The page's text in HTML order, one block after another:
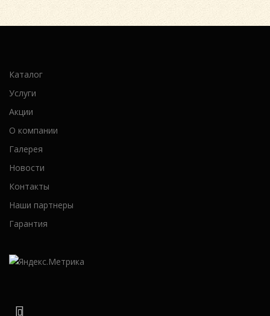
Каталог
Услуги
Акции
О компании
Галерея
Новости
Контакты
Наши партнеры
Гарантия